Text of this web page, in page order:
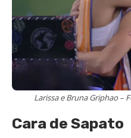
Larissa e Bruna Griphao –
Cara de Sapato